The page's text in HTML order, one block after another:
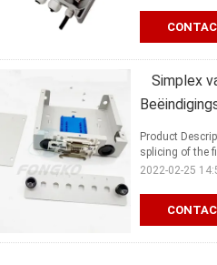
Simplex
Product
splicing of the
2022-02-25